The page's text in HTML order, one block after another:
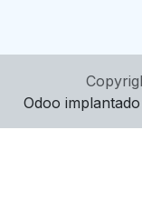
Odoo